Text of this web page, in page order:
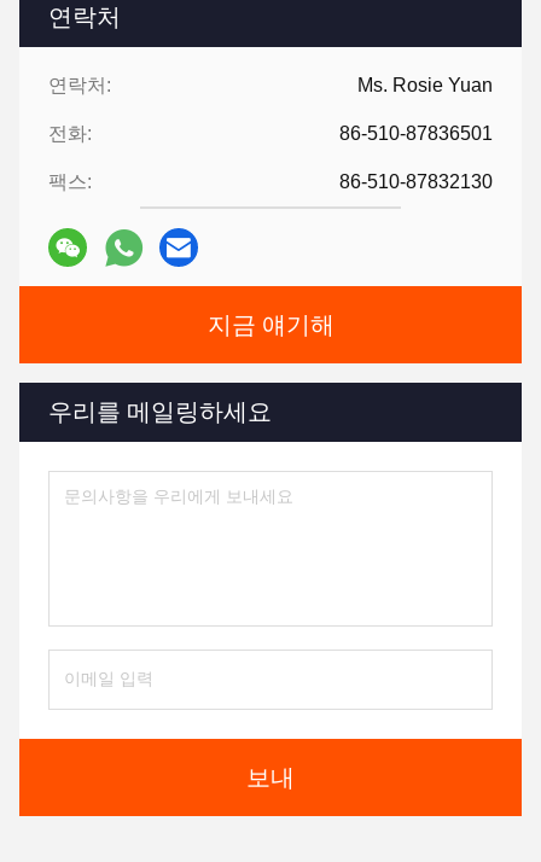
연락처
연락처: Ms. Rosie Yuan
전화: 86-510-87836501
팩스: 86-510-87832130
지금 얘기해
우리를 메일링하세요
보내